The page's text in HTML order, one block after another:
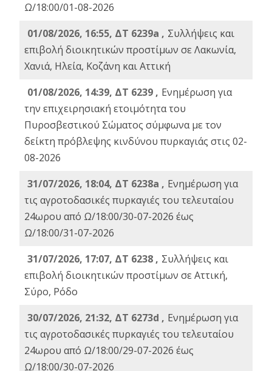
Ω/18:00/01-08-2026
01/08/2026, 16:55, ΔΤ 6239a , Συλλήψεις και
επιβολή διοικητικών προστίμων σε Λακωνία,
Χανιά, Ηλεία, Κοζάνη και Αττική
01/08/2026, 14:39, ΔΤ 6239 , Ενημέρωση για
την επιχειρησιακή ετοιμότητα του
Πυροσβεστικού Σώματος σύμφωνα με τον
δείκτη πρόβλεψης κινδύνου πυρκαγιάς στις 02-
08-2026
31/07/2026, 18:04, ΔΤ 6238a , Ενημέρωση για
τις αγροτοδασικές πυρκαγιές του τελευταίου
24ωρου από Ω/18:00/30-07-2026 έως
Ω/18:00/31-07-2026
31/07/2026, 17:07, ΔΤ 6238 , Συλλήψεις και
επιβολή διοικητικών προστίμων σε Αττική,
Σύρο, Ρόδο
30/07/2026, 21:32, ΔΤ 6273d , Ενημέρωση για
τις αγροτοδασικές πυρκαγιές του τελευταίου
24ωρου από Ω/18:00/29-07-2026 έως
Ω/18:00/30-07-2026